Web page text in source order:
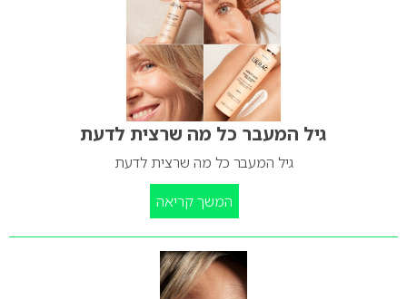
גיל המעבר כל מה שרצית לדעת
גיל המעבר כל מה שרצית לדעת
המשך קריאה